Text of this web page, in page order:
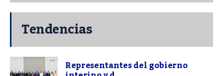
Tendencias
Representantes del gobierno